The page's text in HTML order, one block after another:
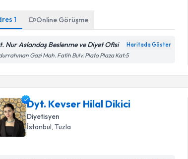
1 Online Görüşme
Nur Aslandaş Beslenme ve Diyet Ofisi Haritada Göster
Gazi Mah. Fatih Bulv. Plato Plaza Kat:5
Dyt. Kevser Hilal Dikici
Diyetisyen
İstanbul, Tuzla